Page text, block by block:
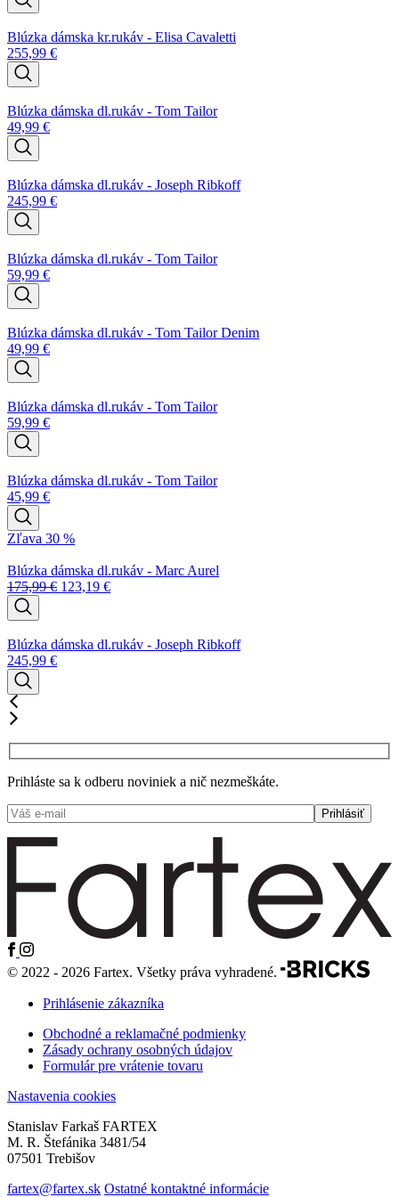
Blúzka dámska kr.rukáv - Elisa Cavaletti
255,99 €
Blúzka dámska dl.rukáv - Tom Tailor
49,99 €
Blúzka dámska dl.rukáv - Joseph Ribkoff
245,99 €
Blúzka dámska dl.rukáv - Tom Tailor
59,99 €
Blúzka dámska dl.rukáv - Tom Tailor Denim
49,99 €
Blúzka dámska dl.rukáv - Tom Tailor
59,99 €
Blúzka dámska dl.rukáv - Tom Tailor
45,99 €
Zľava 30 %
Blúzka dámska dl.rukáv - Marc Aurel
175,99€ 123,19 €
Blúzka dámska dl.rukáv - Joseph Ribkoff
245,99 €
Prihláste sa k odberu noviniek a nič nezmeškáte.
© 2022 - 2026 Fartex. Všetky práva vyhradené.
Prihlásenie zákazníka
Obchodné a reklamačné podmienky
Zásady ochrany osobných údajov
Formulár pre vrátenie tovaru
Nastavenia cookies
Stanislav Farkaš FARTEX
M. R. Štefánika 3481/54
07501 Trebišov
fartex@fartex.sk Ostatné kontaktné informácie